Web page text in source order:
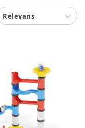
Relevans